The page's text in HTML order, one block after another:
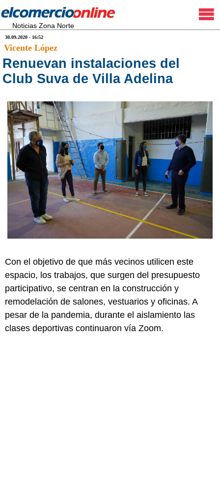
Noticias Zona Norte
30.09.2020 - 16:52
Vicente López
Renuevan instalaciones del
Club Suva de Villa Adelina
Con el objetivo de que más vecinos utilicen este
espacio, los trabajos, que surgen del presupuesto
participativo, se centran en la construcción y
remodelación de salones, vestuarios y oficinas. A
pesar de la pandemia, durante el aislamiento las
clases deportivas continuaron vía Zoom.